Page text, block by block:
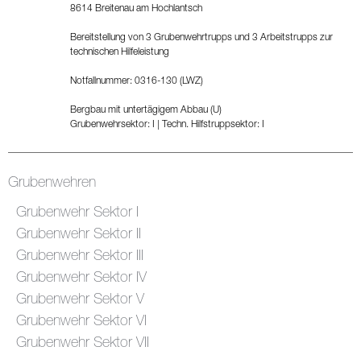
Grubenwehren
Grubenwehr Sektor I
Grubenwehr Sektor II
Grubenwehr Sektor III
Grubenwehr Sektor IV
Grubenwehr Sektor V
Grubenwehr Sektor VI
Grubenwehr Sektor VII
8614 Breitenau am Hochlantsch
Bereitstellung von 3 Grubenwehrtrupps und 3 Arbeitstrupps zur
technischen Hilfeleistung
Notfallnummer: 0316-130 (LWZ)
Bergbau mit untertägigem Abbau (U)
Grubenwehrsektor: I
Techn. Hilfstruppsektor: I